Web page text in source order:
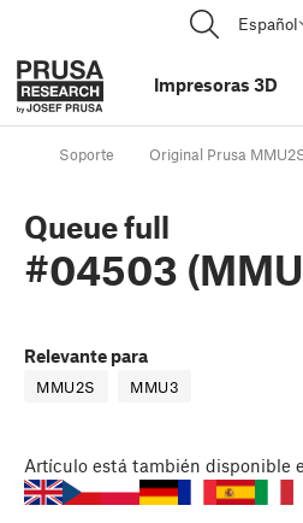
Español
Impresoras 3D
Soporte Original Prusa
Queue full
#04503
Relevante para
MMU2S MMU3
Artículo está también disponible